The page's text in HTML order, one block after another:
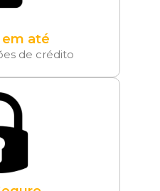
em até
de crédito